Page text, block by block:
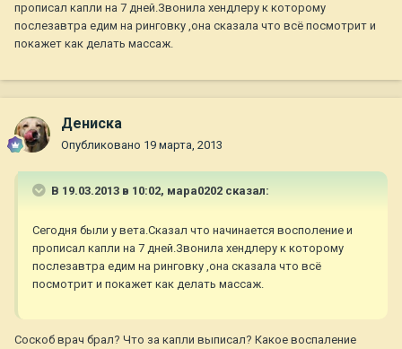
прописал капли на 7 дней.Звонила хендлеру к которому
послезавтра едим на ринговку ,она сказала что всё посмотрит и
покажет как делать массаж.
Дениска
Опубликовано 19 марта, 2013
В 19.03.2013 в 10:02, мара0202 сказал:
Сегодня были у вета.Сказал что начинается восполение и
прописал капли на 7 дней.Звонила хендлеру к которому
послезавтра едим на ринговку ,она сказала что всё
посмотрит и покажет как делать массаж.
Соскоб врач брал? Что за капли выписал? Какое воспаление